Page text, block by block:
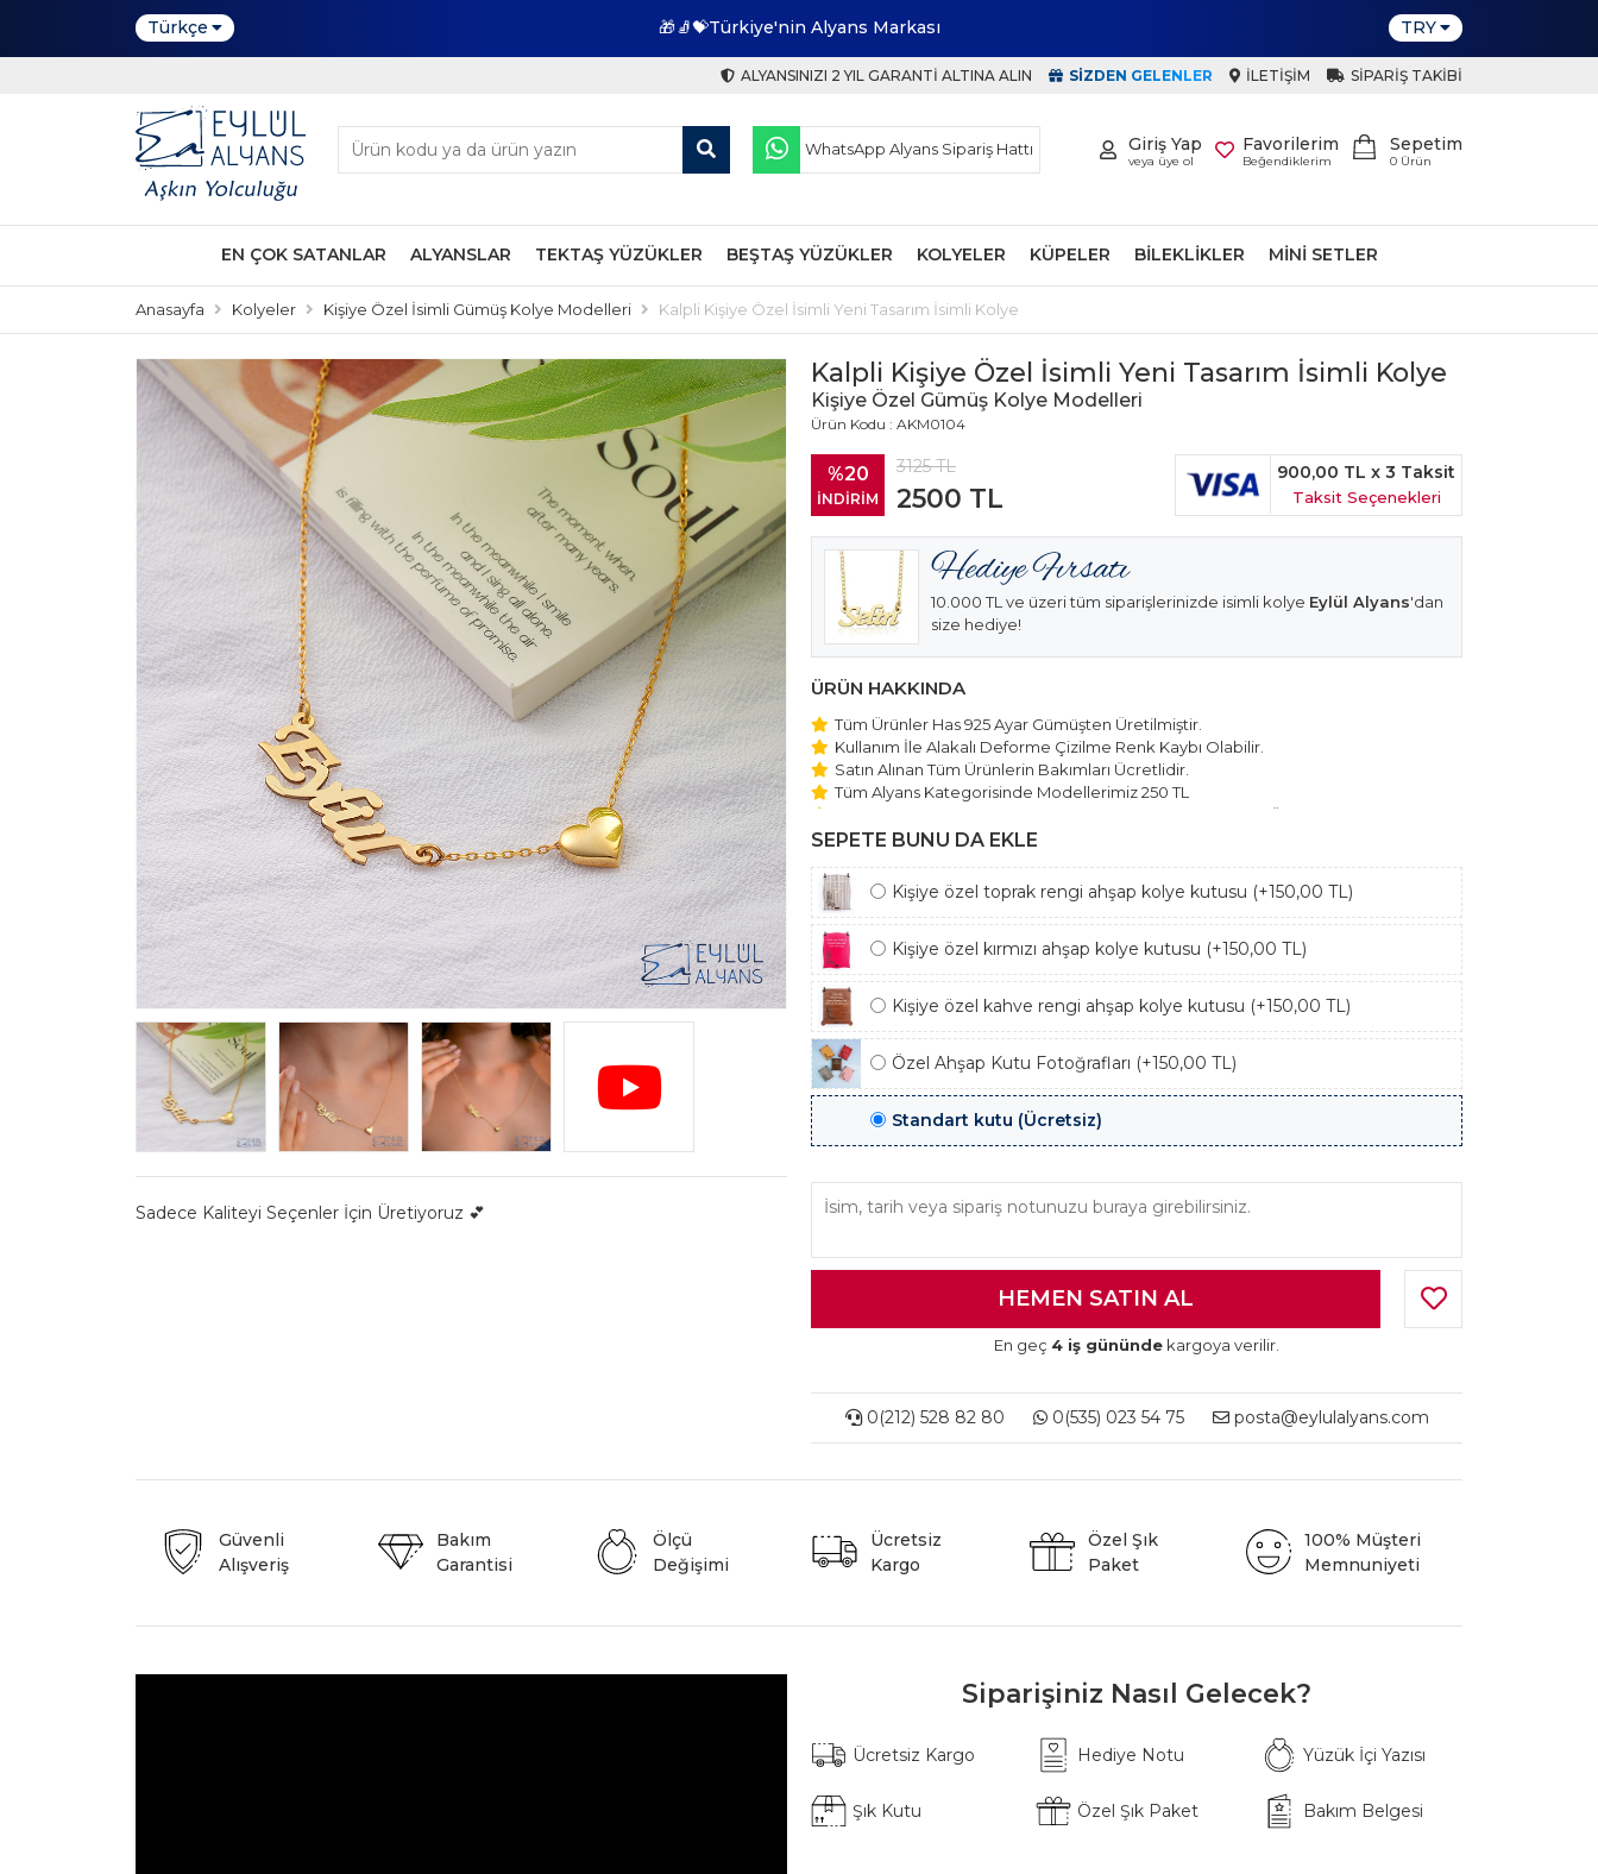
Türkçe 🎁🧦💝Türkiye'nin Alyans Markası TRY
ALYANSINIZI 2 YIL GARANTI ALTINA ALIN SIZDEN GELENLER İLETIŞIM SIPARIŞ TAKIBI
Sepetim
0 Ürün
Favorilerim
Beğendiklerim
Giriş Yap
veya üye ol
WhatsApp Alyans Sipariş Hattı
EN ÇOK SATANLAR ALYANSLAR TEKTAŞ YÜZÜKLER BEŞTAŞ YÜZÜKLER KOLYELER KÜPELER BILEKLIKLER MINI SETLER
Anasayfa Kolyeler Kişiye Özel İsimli Gümüş Kolye Modelleri Kalpli Kişiye Özel İsimli Yeni Tasarım İsimli Kolye
Sadece Kaliteyi Seçenler İçin Üretiyoruz 💕
Kalpli Kişiye Özel İsimli Yeni Tasarım İsimli Kolye
Kişiye Özel Gümüş Kolye Modelleri
Ürün Kodu : AKM0104
%20
İNDİRİM
3125TL
2500 TL
900,00 TL x 3 Taksit
Taksit Seçenekleri
10.000 TL ve üzeri tüm siparişlerinizde isimli kolye Eylül Alyans'dan
size hediye!
ÜRÜN HAKKINDA
Tüm Ürünler Has 925 Ayar Gümüşten Üretilmiştir.
Kullanım İle Alakalı Deforme Çizilme Renk Kaybı Olabilir.
Satın Alınan Tüm Ürünlerin Bakımları Ücretlidir.
Tüm Alyans Kategorisinde Modellerimiz 250 TL
Beştaş Tektaş Kolye ve Bileklik Modellerimiz 150 TL Sabit Ücret ile Hareket
Edilmektedir.
SEPETE BUNU DA EKLE
Kişiye özel toprak rengi ahşap kolye kutusu (+150,00 TL)
Kişiye özel kırmızı ahşap kolye kutusu (+150,00 TL)
Kişiye özel kahve rengi ahşap kolye kutusu (+150,00 TL)
Özel Ahşap Kutu Fotoğrafları (+150,00 TL)
Standart kutu (Ücretsiz)
En geç 4 iş gününde kargoya verilir.
0(212) 528 82 80 0(535) 023 54 75 posta@eylulalyans.com
Güvenli
Alışveriş
Bakım
Garantisi
Ölçü
Değişimi
Ücretsiz
Kargo
Özel Şık
Paket
100% Müşteri
Memnuniyeti
Siparişiniz Nasıl Gelecek?
Ücretsiz Kargo Hediye Notu Yüzük İçi Yazısı
Şık Kutu Özel Şık Paket Bakım Belgesi